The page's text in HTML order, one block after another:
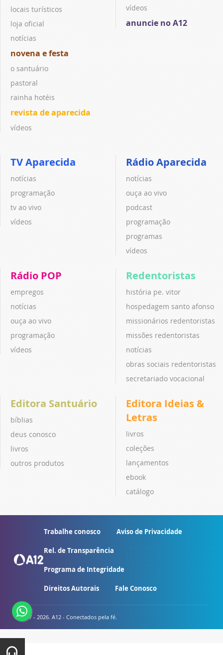
locais turísticos
loja oficial
notícias
novena e festa
o santuário
pastoral
rainha hotéis
revista de aparecida
vídeos
vídeos
anuncie no A12
TV Aparecida
notícias
programação
tv ao vivo
vídeos
Rádio Aparecida
notícias
ouça ao vivo
podcast
programação
programas
vídeos
Rádio POP
empregos
notícias
ouça ao vivo
programação
vídeos
Redentoristas
história pe. vitor
hospedagem santo afonso
missionários redentoristas
missões redentoristas
notícias
obras sociais redentoristas
secretariado vocacional
Editora Santuário
bíblias
deus conosco
livros
outros produtos
Editora Ideias &
Letras
livros
coleções
lançamentos
ebook
catálogo
Trabalhe conosco Aviso de Privacidade
Rel. de Transparência
Programa de Integridade
Direitos Autorais Fale Conosco
© 2007 - 2026. A12 - Conectados pela fé.